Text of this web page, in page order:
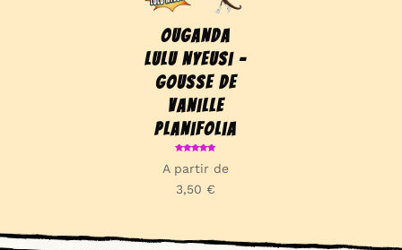
Ouganda
Lulu Nyeusi –
Gousse de
vanille
Planifolia
5.00
sur 5
A partir de
3,50 €